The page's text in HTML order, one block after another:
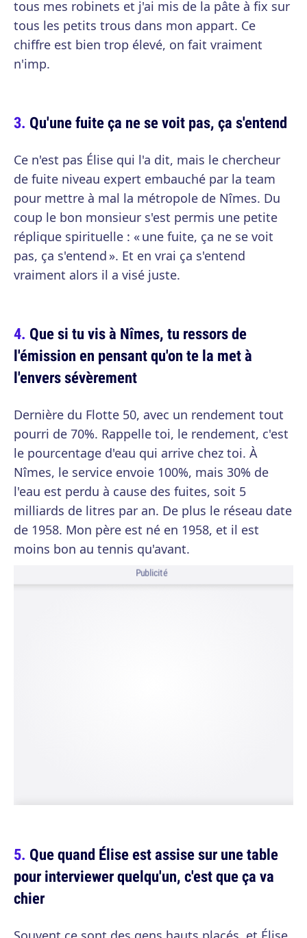
tous mes robinets et j'ai mis de la pâte à fix sur
tous les petits trous dans mon appart. Ce
chiffre est bien trop élevé, on fait vraiment
n'imp.
Qu'une fuite ça ne se voit pas, ça s'entend
Ce n'est pas Élise qui l'a dit, mais le chercheur
de fuite niveau expert embauché par la team
pour mettre à mal la métropole de Nîmes. Du
coup le bon monsieur s'est permis une petite
réplique spirituelle : « une fuite, ça ne se voit
pas, ça s'entend ». Et en vrai ça s'entend
vraiment alors il a visé juste.
Que si tu vis à Nîmes, tu ressors de
l'émission en pensant qu'on te la met à
l'envers sévèrement
Dernière du Flotte 50, avec un rendement tout
pourri de 70%. Rappelle toi, le rendement, c'est
le pourcentage d'eau qui arrive chez toi. À
Nîmes, le service envoie 100%, mais 30% de
l'eau est perdu à cause des fuites, soit 5
milliards de litres par an. De plus le réseau date
de 1958. Mon père est né en 1958, et il est
moins bon au tennis qu'avant.
Publicité
Que quand Élise est assise sur une table
pour interviewer quelqu'un, c'est que ça va
chier